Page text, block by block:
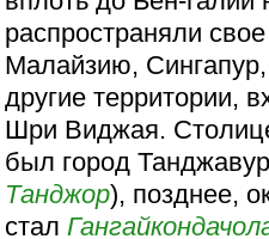
распространяли
Малайзию,
другие территории,
Шри Виджая.
был город
Танджор), позднее,
стал